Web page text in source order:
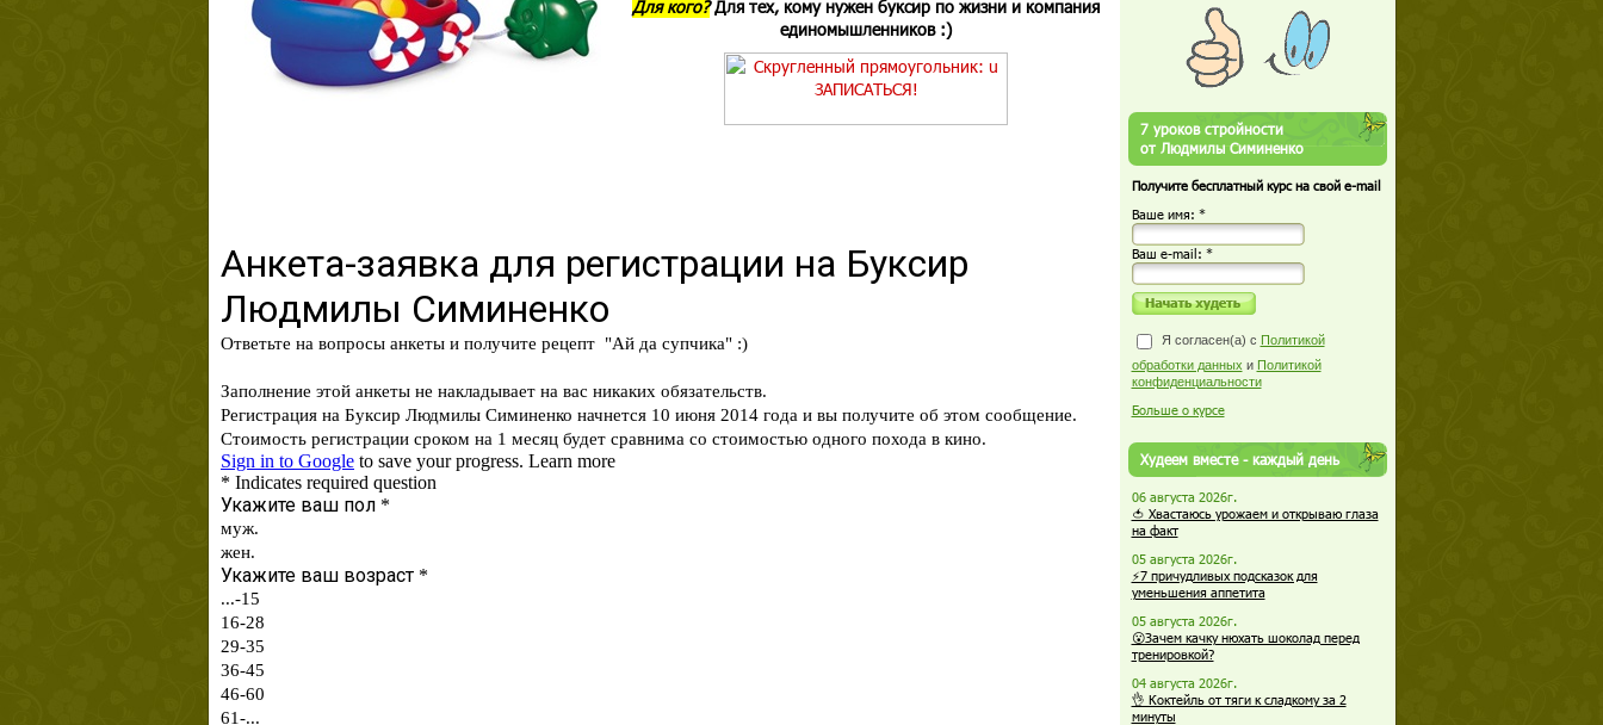
Для кого? Для тех, кому нужен буксир по жизни и компания
единомышленников :)
7 уроков стройности
от Людмилы Симиненко
Получите бесплатный курс на свой e-mail
Ваше имя: *
Ваш е-mail: *
Я согласен(а) с Политикой
обработки данных и Политикой
конфиденциальности
Больше о курсе
Худеем вместе - каждый день
06 августа 2026г.
🍅 Хвастаюсь урожаем и открываю глаза
на факт
05 августа 2026г.
⚡7 причудливых подсказок для
уменьшения аппетита
05 августа 2026г.
😮Зачем качку нюхать шоколад перед
тренировкой?
04 августа 2026г.
👌 Коктейль от тяги к сладкому за 2
минуты